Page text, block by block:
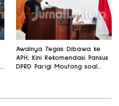
Awalnya Tegas Dibawa ke
APH, Kini Rekomendasi Pansus
DPRD Parigi Moutong soal